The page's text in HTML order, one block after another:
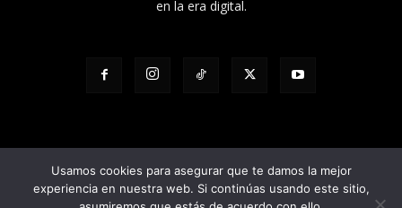
en la era digital.
© Edicíón N° 1136 - Propietario: Cooperativa de trabajo Pacha Ltda. -
Usamos cookies para asegurar que te damos la mejor
experiencia en nuestra web. Si continúas usando este sitio,